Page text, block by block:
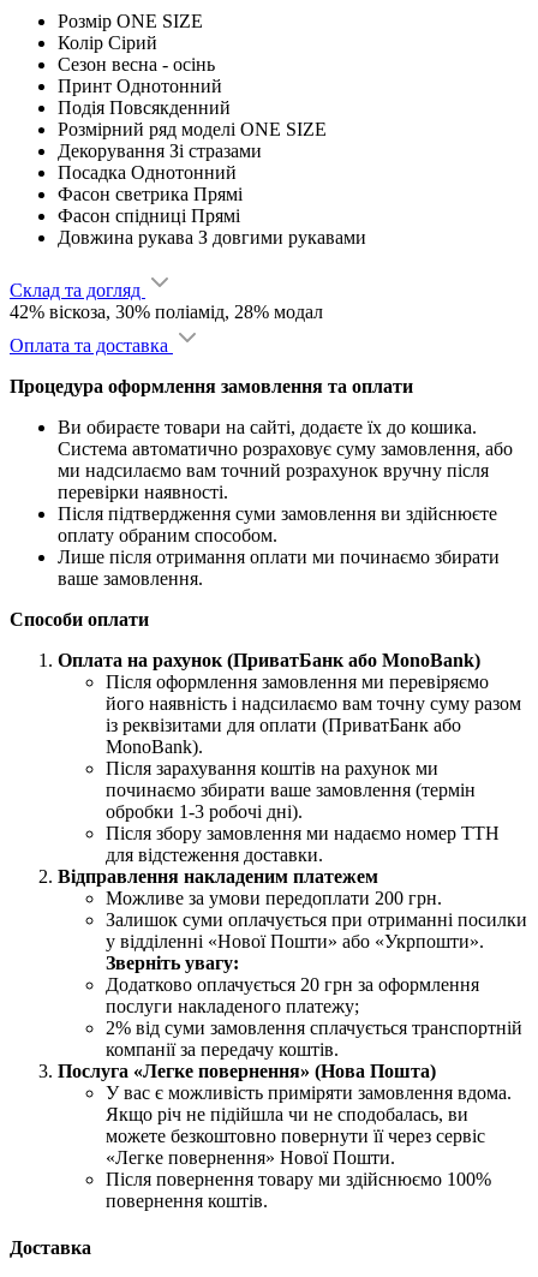
Розмір ONE SIZE
Колір Сірий
Сезон весна - ocінь
Принт Однотонний
Подія Повсякденний
Розмірний ряд моделі ONE SIZE
Декорування Зі стразами
Посадка Однотонний
Фасон светрика Прямі
Фасон спідниці Прямі
Довжина рукава З довгими рукавами
Склад та догляд
42% віскоза, 30% поліамід, 28% модал
Оплата та доставка
Процедура оформлення замовлення та оплати
Ви обираєте товари на сайті, додаєте їх до кошика.
Система автоматично розраховує суму замовлення, або
ми надсилаємо вам точний розрахунок вручну після
перевірки наявності.
Після підтвердження суми замовлення ви здійснюєте
оплату обраним способом.
Лише після отримання оплати ми починаємо збирати
ваше замовлення.
Способи оплати
Оплата на рахунок (ПриватБанк або MonoBank)
Після оформлення замовлення ми перевіряємо
його наявність і надсилаємо вам точну суму разом
із реквізитами для оплати (ПриватБанк або
MonoBank).
Після зарахування коштів на рахунок ми
починаємо збирати ваше замовлення (термін
обробки 1-3 робочі дні).
Після збору замовлення ми надаємо номер ТТН
для відстеження доставки.
Відправлення накладеним платежем
Можливе за умови передоплати 200 грн.
Залишок суми оплачується при отриманні посилки
у відділенні «Нової Пошти» або «Укрпошти».
Зверніть увагу:
Додатково оплачується 20 грн за оформлення
послуги накладеного платежу;
2% від суми замовлення сплачується транспортній
компанії за передачу коштів.
Послуга «Легке повернення» (Нова Пошта)
У вас є можливість приміряти замовлення вдома.
Якщо річ не підійшла чи не сподобалась, ви
можете безкоштовно повернути її через сервіс
«Легке повернення» Нової Пошти.
Після повернення товару ми здійснюємо 100%
повернення коштів.
Доставка